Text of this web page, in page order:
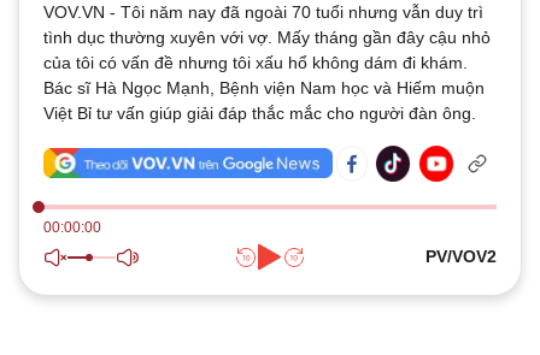
Thế giới
Quan sát
Cuộc sống đó đây
Multimedia
Video
Ảnh
Infographic
VOV.VN - Tôi năm nay đã ngoài 70 tuổi nhưng vẫn duy trì
tình dục thường xuyên với vợ. Mấy tháng gần đây cậu nhỏ
của tôi có vấn đề nhưng tôi xấu hổ không dám đi khám.
Bác sĩ Hà Ngọc Mạnh, Bệnh viện Nam học và Hiếm muộn
Việt Bỉ tư vấn giúp giải đáp thắc mắc cho người đàn ông.
00:00:00
PV/VOV2